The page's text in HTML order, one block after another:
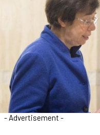
- Advertisement -